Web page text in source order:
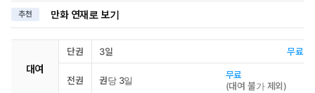
추천 만화 연재로 보기
대여
단권 3일 무료
전권 권당 3일
무료
(대여 불가 제외)